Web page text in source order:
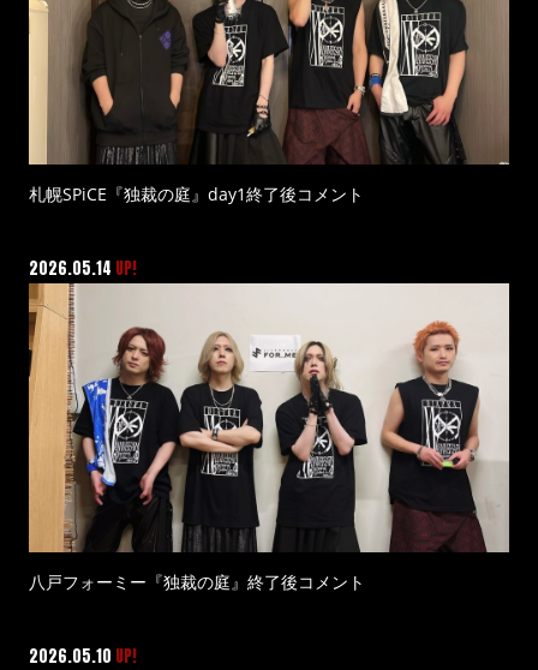
札幌SPiCE『独裁の庭』day1終了後コメント
2026.05.14 UP!
八戸フォーミー『独裁の庭』終了後コメント
2026.05.10 UP!